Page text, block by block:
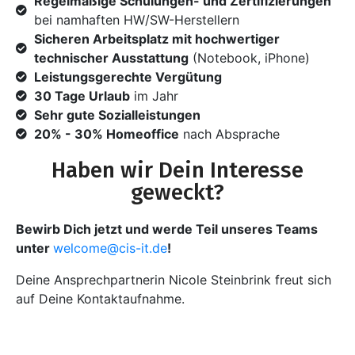
bei namhaften HW/SW-Herstellern
Sicheren Arbeitsplatz mit hochwertiger
technischer Ausstattung(Notebook, iPhone)
Leistungsgerechte Vergütung
30 Tage Urlaubim Jahr
Sehr gute Sozialleistungen
20% - 30% Homeoffice nach Absprache
Haben wir Dein Interesse
geweckt?
Bewirb Dich jetzt und werde Teil unseres Teams
unter welcome@cis-it.de!
Deine Ansprechpartnerin Nicole Steinbrink freut sich
auf Deine Kontaktaufnahme.